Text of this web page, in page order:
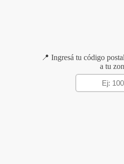
📍 Ingresá tu código
a tu